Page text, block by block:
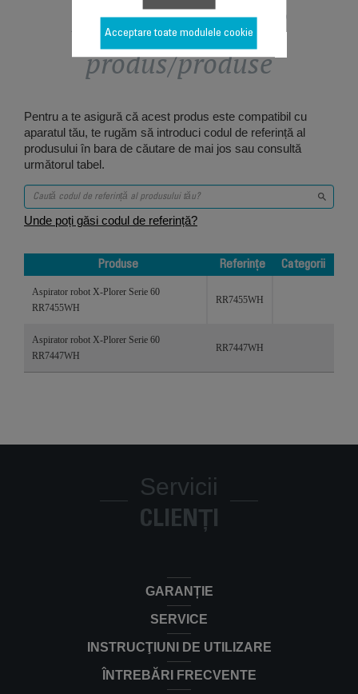
Proiectat pentru 2
produs/produse
Pentru a te asigură că acest produs este compatibil cu
aparatul tău, te rugăm să introduci codul de referință al
produsului în bara de căutare de mai jos sau consultă
următorul tabel.
Unde poți găsi codul de referință?
Produse Referințe
Categorii
Aspirator robot X-Plorer Serie 60
RR7455WH
RR7455WH
Aspirator robot X-Plorer Serie 60
RR7447WH
RR7447WH
Servicii
CLIENȚI
GARANȚIE
SERVICE
INSTRUCŢIUNI DE UTILIZARE
ÎNTREBĂRI FRECVENTE
Acceptare toate modulele cookie